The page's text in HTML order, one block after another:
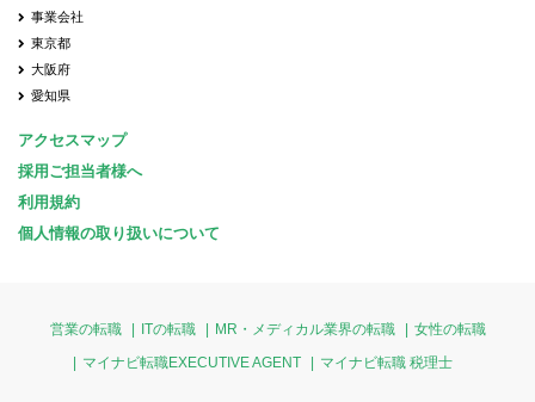
事業会社
東京都
大阪府
愛知県
アクセスマップ
採用ご担当者様へ
利用規約
個人情報の取り扱いについて
営業の転職 ITの転職 MR・メディカル業界の転職
女性の転職
マイナビ転職EXECUTIVE AGENT
マイナビ転職 税理士